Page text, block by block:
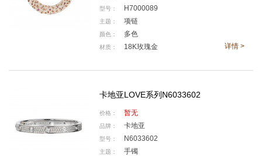
知名演员窦骁先生亮相卡地亚北京国贸精品店
佩戴Panthère de Cartier卡地亚猎豹系列胸针和Santos de Cartier计
型号： H7000089
主题： 项链
颜色： 多色
材质： 18K玫瑰金 详情 >
卡地亚LOVE系列N6033602
价格： 暂无
品牌： 卡地亚
型号： N6033602
主题： 手镯